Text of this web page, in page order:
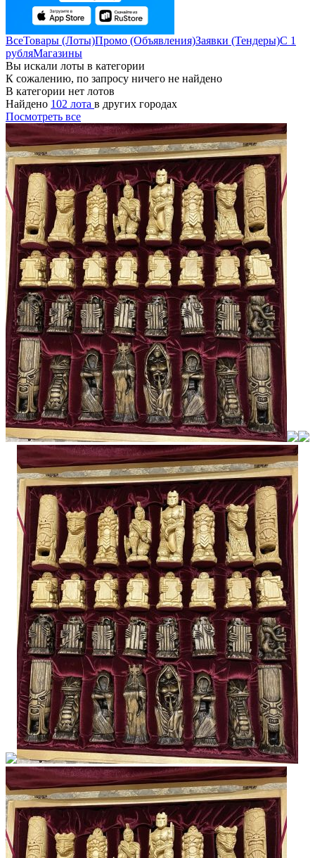
ВсеТовары (Лоты)Промо (Объявления)Заявки (Тендеры)С 1
рубляМагазины
Вы искали лоты в категории
К сожалению, по запросу ничего не найдено
В категории нет лотов
Найдено 102 лота в других городах
Посмотреть все